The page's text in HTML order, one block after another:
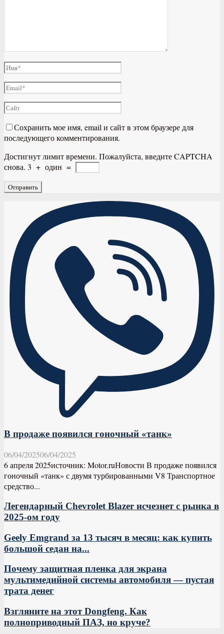
Сохранить мое имя, email и сайт в этом браузере для
последующего комментирования.
Достигнут лимит времени. Пожалуйста, введите CAPTCHA
снова. 3 + один =
В продаже появился гоночный «танк»
06/04/202506/04/2025
6 апреля 2025источник: Motor.ruНовости В продаже появился
гоночный «танк» с двумя турбированными V8 Транспортное
средство...
Легендарный Chevrolet Blazer исчезнет с рынка в
2025-ом году
Geely Emgrand за 13 тысяч в месяц: как купить
большой седан на...
Почему защитная пленка для экрана
мультимедийной системы автомобиля — пустая
трата денег
Взгляните на этот Dongfeng. Как
полноприводный ПАЗ, но круче?